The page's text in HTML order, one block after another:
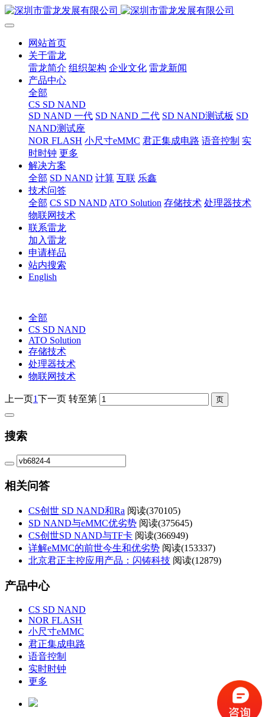
网站首页
关于雷龙
雷龙简介 组织架构 企业文化 雷龙新闻
产品中心
全部
CS SD NAND
SD NAND 一代 SD NAND 二代 SD NAND测试板 SD
NAND测试座
NOR FLASH 小尺寸eMMC 君正集成电路 语音控制 实
时时钟 更多
解决方案
全部 SD NAND 计算 互联 乐鑫
技术问答
全部 CS SD NAND ATO Solution 存储技术 处理器技术
物联网技术
联系雷龙
加入雷龙
申请样品
站内搜索
English
全部
CS SD NAND
ATO Solution
存储技术
处理器技术
物联网技术
上一页1下一页 转至第
搜索
相关问答
CS创世 SD NAND和Ra 阅读(370105)
SD NAND与eMMC优劣势 阅读(375645)
CS创世SD NAND与TF卡 阅读(366949)
详解eMMC的前世今生和优劣势 阅读(153337)
北京君正主控应用产品：闪铸科技 阅读(12879)
产品中心
CS SD NAND
NOR FLASH
小尺寸eMMC
君正集成电路
语音控制
实时时钟
更多